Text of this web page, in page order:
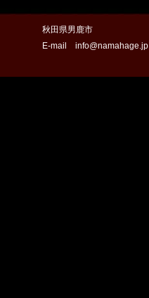
秋田県男鹿市
E-mail info@namahage.jp